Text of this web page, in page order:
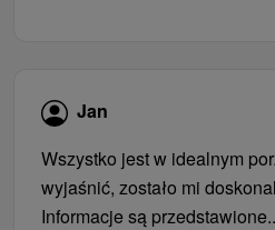
Jan
Wszystko jest w idealnym
wyjaśnić, zostało mi
Informacje są